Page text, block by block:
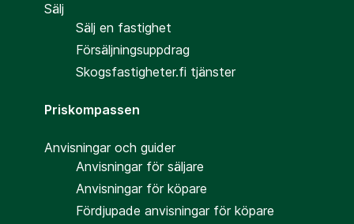
Sälj
Sälj en fastighet
Försäljningsuppdrag
Skogsfastigheter.fi tjänster
Priskompassen
Anvisningar och guider
Anvisningar för säljare
Anvisningar för köpare
Fördjupade anvisningar för köpare